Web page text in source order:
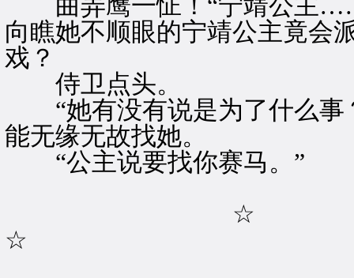
曲弄鹰一怔！“宁靖公主……
向瞧她不顺眼的宁靖公主竟
戏？
侍卫点头。
“她有没有说是为了什么事
能无缘无故找她。
“公主说要找你赛马。”
☆
☆